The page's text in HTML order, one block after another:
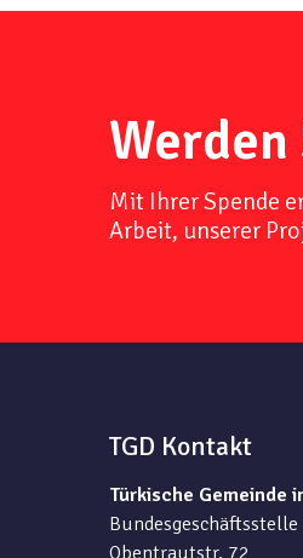
Mit Ihrer Spende
Arbeit, unserer
TGD Kontakt
Türkische Gemeinde
Obentrautstr. 72